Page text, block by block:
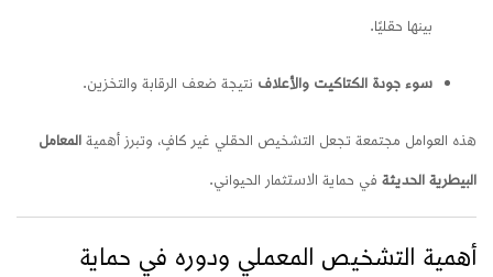
بينها حقليًا.
سوء جودة الكتاكيت والأعلاف نتيجة ضعف الرقابة والتخزين.
هذه العوامل مجتمعة تجعل التشخيص الحقلي غير كافٍ، وتبرز أهمية المعامل
البيطرية الحديثة في حماية الاستثمار الحيواني.
أهمية التشخيص المعملي ودوره في حماية